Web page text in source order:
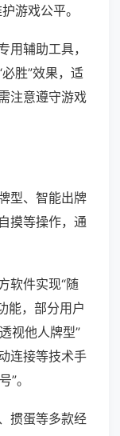
游戏公平。
用辅助工具，
胜”效果，适
注意遵守游戏
型、智能出牌
摸等操作，通
软件实现“随
能，部分用户
视他人牌型”
连接等技术手
”。
掼蛋等多款经